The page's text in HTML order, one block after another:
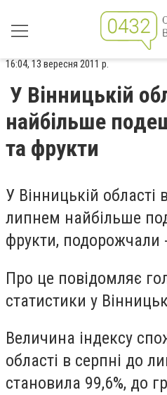
16:04, 13 вересня 2011 р.
У Вінницькій
найбільше
та фрукти
У Вінницькій області
липнем найбільше
фрукти, подорожчали
Про це повідомляє
статистики у
Величина індексу
області в серпні до
становила 99,6%, до